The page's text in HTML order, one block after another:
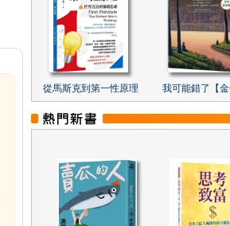
從馬斯克到第一性原理 我可能錯了【